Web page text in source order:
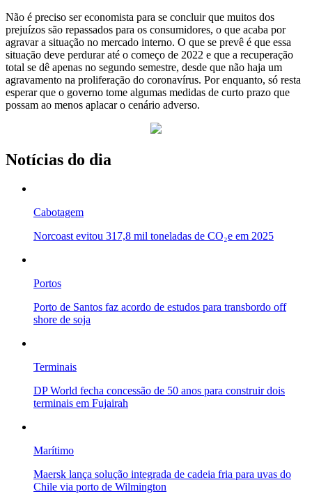
Não é preciso ser economista para se concluir que muitos dos
prejuízos são repassados para os consumidores, o que acaba por
agravar a situação no mercado interno. O que se prevê é que essa
situação deve perdurar até o começo de 2022 e que a recuperação
total se dê apenas no segundo semestre, desde que não haja um
agravamento na proliferação do coronavírus. Por enquanto, só resta
esperar que o governo tome algumas medidas de curto prazo que
possam ao menos aplacar o cenário adverso.
Notícias do dia
Cabotagem
Norcoast evitou 317,8 mil toneladas de CO₂e em 2025
Portos
Porto de Santos faz acordo de estudos para transbordo off
shore de soja
Terminais
DP World fecha concessão de 50 anos para construir dois
terminais em Fujairah
Marítimo
Maersk lança solução integrada de cadeia fria para uvas do
Chile via porto de Wilmington